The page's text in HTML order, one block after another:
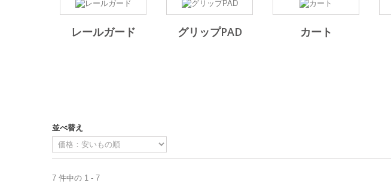
レールガード グリップPAD カート
並べ替え
7 件中の 1 - 7